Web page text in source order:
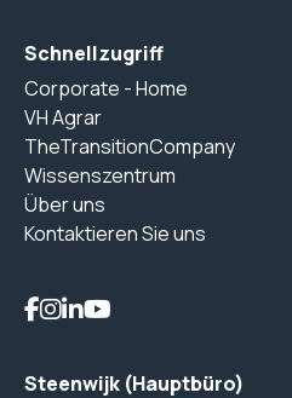
Schnellzugriff
Corporate - Home
VH Agrar
TheTransitionCompany
Wissenszentrum
Über uns
Kontaktieren Sie uns
Steenwijk (Hauptbüro)